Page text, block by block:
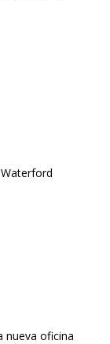
nueva oficina